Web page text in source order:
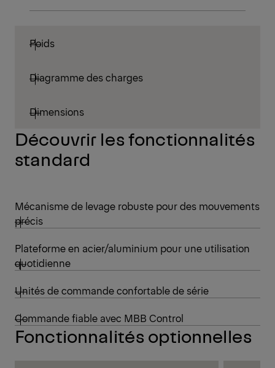
Poids
Diagramme des charges
Dimensions
Découvrir les fonctionnalités
standard
Mécanisme de levage robuste pour des mouvements
précis
Plateforme en acier/aluminium pour une utilisation
quotidienne
Unités de commande confortable de série
Commande fiable avec MBB Control
Fonctionnalités optionnelles